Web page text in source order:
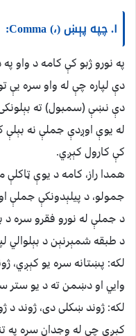
۱. چپه پېښ (،) Comma:
په نورو ژبو کې کامه د واو
دې لپاره چې له واو سره یې
دې نښې (سمبول) ته
له یوې اوږدې جملې نه
کې کارول کېږي.
همدا راز، کامه د یوې
جمولو، د پیلېدونکې جملې
د جملې له نورو فقرو سره د
د طبقه شمېرنېن د بېلوالي
لکه: پښتانه سره یو کېږي،
وايي او دښمن ته د یو ستر
لکه: ژوند ښکلی دی، ژوند د
کېږي چې له وجدان سره په